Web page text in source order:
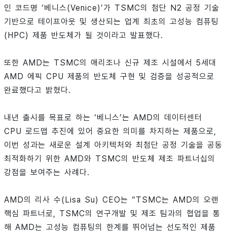
인 코드명 ‘베니스(Venice)’가 TSMC의 첨단 N2 공정 기술
기반으로 테이프아웃 및 생산되는 업계 최초의 고성능 컴퓨팅
(HPC) 제품 반도체가 될 것이라고 발표했다.
또한 AMD는 TSMC의 애리조나 신규 제조 시설에서 5세대
AMD 에픽 CPU 제품의 반도체 구현 및 검증을 성공적으로
완료했다고 밝혔다.
내년 출시를 목표로 하는 ‘베니스’는 AMD의 데이터센터
CPU 로드맵 추진에 있어 중요한 의미를 차지하는 제품으로,
이번 성과는 새로운 설계 아키텍처와 최첨단 공정 기술을 공동
최적화하기 위한 AMD와 TSMC의 반도체 제조 파트너십의
강점을 보여주는 사례다.
AMD의 리사 수(Lisa Su) CEO는 “TSMC는 AMD의 오랜
핵심 파트너로, TSMC의 연구개발 및 제조 팀과의 협업을 통
해 AMD는 고성능 컴퓨팅의 한계를 뛰어넘는 선도적인 제품